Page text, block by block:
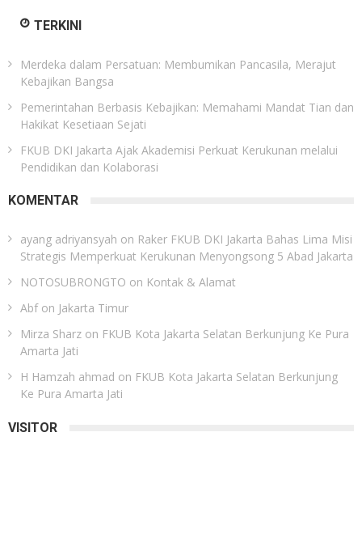
TERKINI
Merdeka dalam Persatuan: Membumikan Pancasila, Merajut
Kebajikan Bangsa
Pemerintahan Berbasis Kebajikan: Memahami Mandat Tian dan
Hakikat Kesetiaan Sejati
FKUB DKI Jakarta Ajak Akademisi Perkuat Kerukunan melalui
Pendidikan dan Kolaborasi
KOMENTAR
ayang adriyansyah on Raker FKUB DKI Jakarta Bahas Lima Misi
Strategis Memperkuat Kerukunan Menyongsong 5 Abad Jakarta
NOTOSUBRONGTO on Kontak & Alamat
Abfon Jakarta Timur
Mirza Sharz on FKUB Kota Jakarta Selatan Berkunjung Ke Pura
Amarta Jati
H Hamzah ahmad on FKUB Kota Jakarta Selatan Berkunjung
Ke Pura Amarta Jati
VISITOR